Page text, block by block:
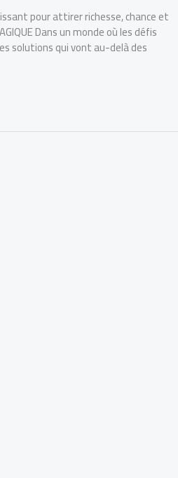
pour attirer richesse, chance et
Dans un monde où les défis
solutions qui vont au-delà des